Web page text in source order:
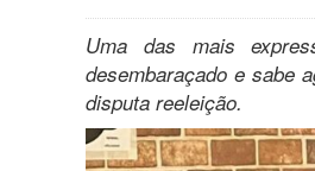
Uma das mais
desembaraçado e sabe
disputa reeleição.